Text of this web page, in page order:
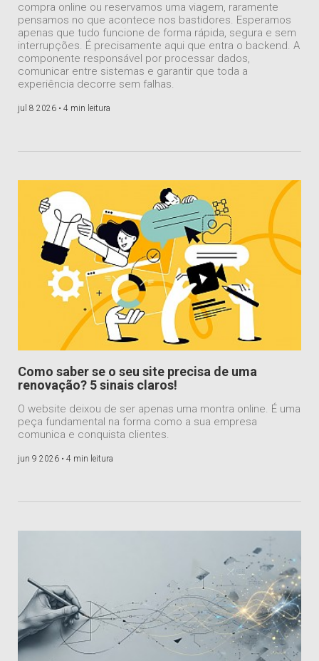
compra online ou reservamos uma viagem, raramente
pensamos no que acontece nos bastidores. Esperamos
apenas que tudo funcione de forma rápida, segura e sem
interrupções. É precisamente aqui que entra o backend. A
componente responsável por processar dados,
comunicar entre sistemas e garantir que toda a
experiência decorre sem falhas.
jul 8 2026 • 4 min leitura
Como saber se o seu site precisa de uma
renovação? 5 sinais claros!
O website deixou de ser apenas uma montra online. É uma
peça fundamental na forma como a sua empresa
comunica e conquista clientes.
jun 9 2026 • 4 min leitura